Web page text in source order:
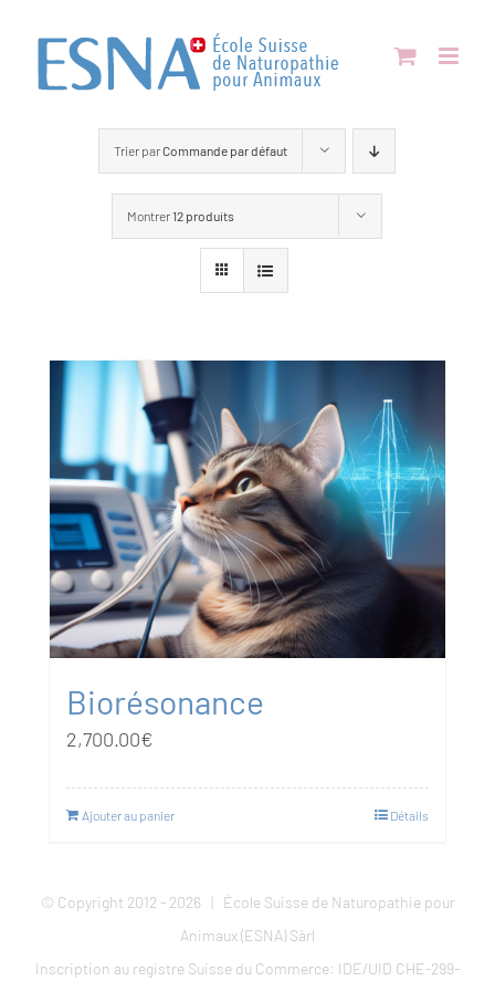
contenu
Trier parCommande par défaut
Montrer 12 produits
Biorésonance
2,700.00€
Ajouter au panier Détails
© Copyright 2012 - 2026 | École Suisse de Naturopathie pour
Animaux (ESNA) Sàrl
Inscription au registre Suisse du Commerce: IDE/UID CHE-299-